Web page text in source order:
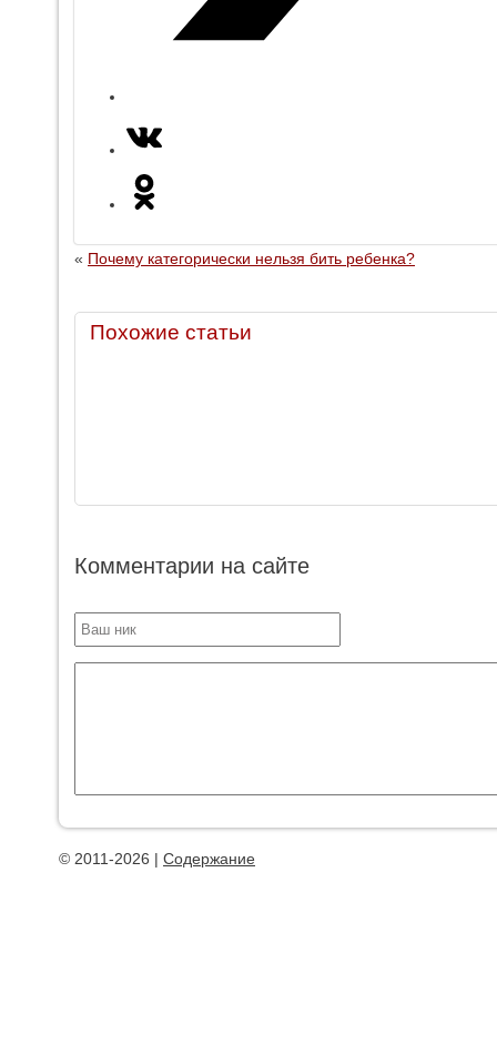
« Почему категорически нельзя бить ребенка?
Похожие статьи
Комментарии на сайте
© 2011-2026 | Содержание